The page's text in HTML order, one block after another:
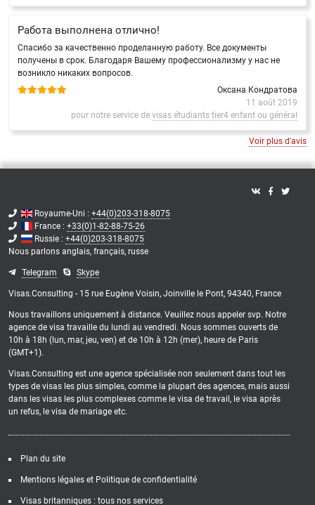
Работа выполнена отлично!
Спасибо за качественно проделанную работу. Все документы
получены в срок. Благодаря Вашему профессионализму у нас не
возникло никаких вопросов.
Оксана Кондратова
11 août 2019
pour notre service de visas étudiants tier4 enfant ou général
Voir plus d'avis
Royaume-Uni : +44(0)203-318-8075
France : +33(0)1-82-88-75-26
Russie : +44(0)203-318-8075
Nous parlons anglais, français, russe
Telegram Skype
Visas.Consulting - 15 rue Eugène Voisin, Joinville le Pont, 94340, France
Nous travaillons uniquement à distance. Veuillez nous appeler svp. Notre
agence de visa travaille du lundi au vendredi. Nous sommes ouverts de
10h à 18h (lun, mar, jeu, ven) et de 10h à 12h (mer), heure de Paris
(GMT+1).
Visas.Consulting est une agence spécialisée non seulement dans tout les
types de visas les plus simples, comme la plupart des agences, mais aussi
dans les visas les plus complexes comme le visa de travail, le visa après
un refus, le visa de mariage etc.
Plan du site
Mentions légales et Politique de confidentialité
Visas britanniques : tous nos services